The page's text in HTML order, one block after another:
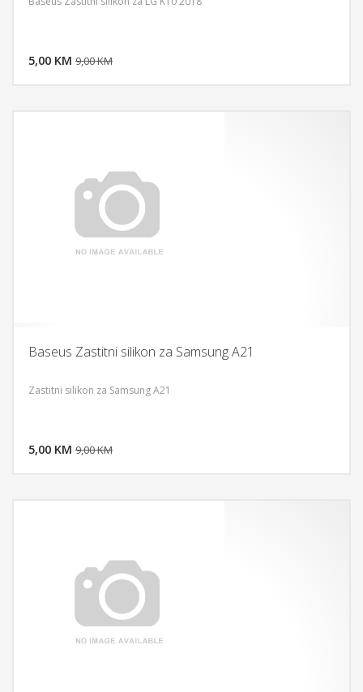
5,00 KM 9,00 KM
Baseus Zastitni silikon za Samsung A21
Zastitni silikon za Samsung A21
5,00 KM 9,00 KM